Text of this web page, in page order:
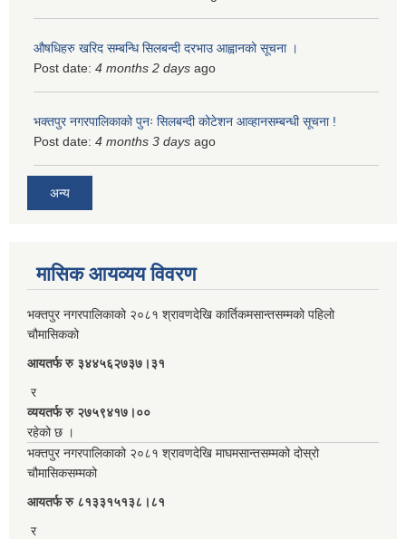
औषधिहरु खरिद सम्बन्धि सिलबन्दी दरभाउ आह्वानको सूचना ।
Post date: 4 months 2 days ago
भक्तपुर नगरपालिकाको पुनः सिलबन्दी कोटेशन आव्हानसम्बन्धी सूचना !
Post date: 4 months 3 days ago
अन्य
मासिक आयव्यय विवरण
भक्तपुर नगरपालिकाको २०८१ श्रावणदेखि कार्तिकमसान्तसम्मको पहिलो
चौमासिकको
आयतर्फ रु‌ ३४४५६२७३७।३१
र
व्ययतर्फ रु २७५९४१७।००
रहेको छ ।
भक्तपुर नगरपालिकाको २०८१ श्रावणदेखि माघमसान्तसम्मको दोस्रो
चौमासिकसम्मको
आयतर्फ रु‌ ८१३३१५१३८।८१
र